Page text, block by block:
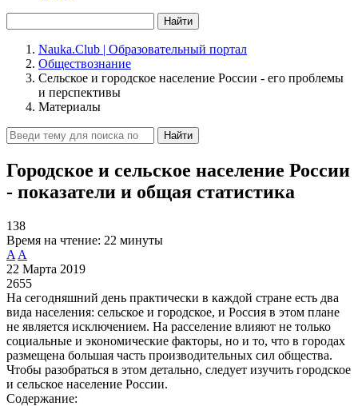
Найти
Nauka.Club | Образовательный портал
Обществознание
Сельское и городское население России - его проблемы
и перспективы
Материалы
Найти
Городское и сельское население России
- показатели и общая статистика
138
Время на чтение: 22 минуты
A A
22 Марта 2019
2655
На сегодняшний день практически в каждой стране есть два
вида населения: сельское и городское, и Россия в этом плане
не является исключением. На расселение влияют не только
социальные и экономические факторы, но и то, что в городах
размещена большая часть производительных сил общества.
Чтобы разобраться в этом детально, следует изучить городское
и сельское население России.
Содержание: